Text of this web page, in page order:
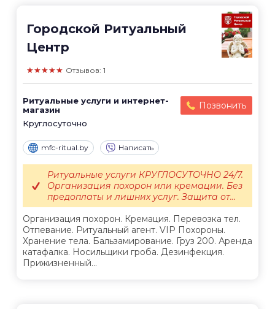
Городской Ритуальный
Центр
★★★★★ Отзывов: 1
Ритуальные услуги и интернет-
магазин
Круглосуточно
Позвонить
mfc-ritual.by Написать
Организация похорон. Кремация. Перевозка тел.
Отпевание. Ритуальный агент. VIP Похороны.
Хранение тела. Бальзамирование. Груз 200. Аренда
катафалка. Носильщики гроба. Дезинфекция.
Прижизненный...
Ритуальные услуги КРУГЛОСУТОЧНО 24/7.
Организация похорон или кремации. Без
предоплаты и лишних услуг. Защита от...